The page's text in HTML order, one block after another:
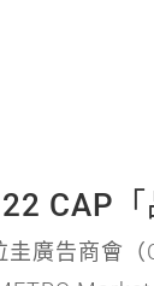
CAP
圭廣告商會